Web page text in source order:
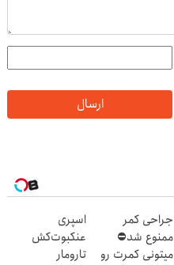
ارسال
جراحی کمر
ممنوع شد⛔
میتونی کمرت رو
اسپری
عنکبوت‌‌کش
تارومار